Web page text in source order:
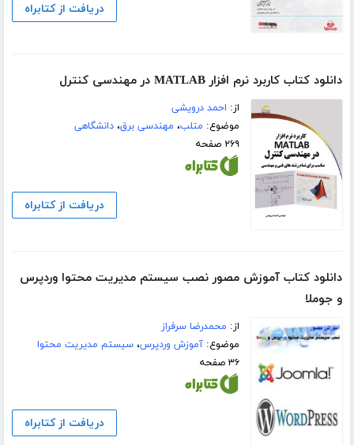
دریافت از کتابراه
دانلود کتاب کاربرد نرم افزار MATLAB در مهندسی کنترل
از: احمد درویشی
موضوع: متلب، مهندسی برق،دانشگاهی
۲۶۹ صفحه
دریافت از کتابراه
دانلود کتاب آموزش مصور نصب سیستم مدیریت محتوا وردپرس
و جوملا
از: محمدرضا سرفراز
موضوع:آموزش وردپرس،سیستم مدیریت محتوا
۳۶ صفحه
دریافت از کتابراه